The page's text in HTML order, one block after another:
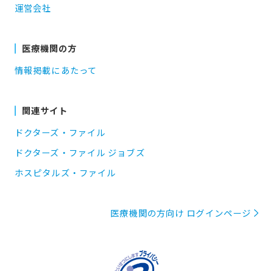
運営会社
医療機関の方
情報掲載にあたって
関連サイト
ドクターズ・ファイル
ドクターズ・ファイル ジョブズ
ホスピタルズ・ファイル
医療機関の方向け ログインページ